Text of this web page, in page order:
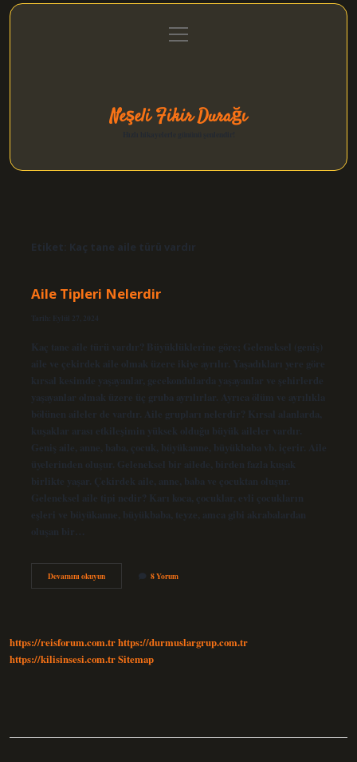
Gizlilik Politikası
menüyü
aç
Neşeli Fikir Durağı
Etiket: Kaç tane aile türü vardır
Aile Tipleri Nelerdir
Tarih: Eylül 27, 2024
Kaç tane aile türü vardır? Büyüklüklerine göre; Geleneksel (geniş)
aile ve çekirdek aile olmak üzere ikiye ayrılır. Yaşadıkları yere göre
kırsal kesimde yaşayanlar, gecekondularda yaşayanlar ve şehirlerde
yaşayanlar olmak üzere üç gruba ayrılırlar. Ayrıca ölüm ve ayrılıkla
bölünen aileler de vardır. Aile grupları nelerdir? Kırsal alanlarda,
kuşaklar arası etkileşimin yüksek olduğu büyük aileler vardır.
Geniş aile, anne, baba, çocuk, büyükanne, büyükbaba vb. içerir. Aile
üyelerinden oluşur. Geleneksel bir ailede, birden fazla kuşak
birlikte yaşar. Çekirdek aile, anne, baba ve çocuktan oluşur.
Geleneksel aile tipi nedir? Karı koca, çocuklar, evli çocukların
eşleri ve büyükanne, büyükbaba, teyze, amca gibi akrabalardan
oluşan bir…
Devamını okuyunAile
Tipleri
8 Yorum
https://reisforum.com.trhttps://durmuslargrup.com.tr
https://kilisinsesi.com.trSitemap